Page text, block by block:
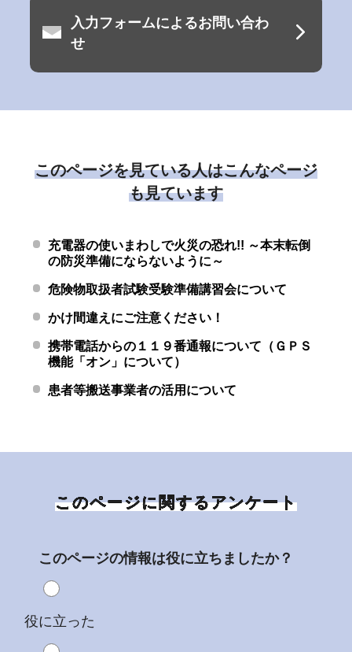
入力フォームによるお問い合わ
せ
このページを見ている人はこんなページ
も見ています
充電器の使いまわしで火災の恐れ!! ～本末転倒
の防災準備にならないように～
危険物取扱者試験受験準備講習会について
かけ間違えにご注意ください！
携帯電話からの１１９番通報について（ＧＰＳ
機能「オン」について）
患者等搬送事業者の活用について
このページに関するアンケート
このページの情報は役に立ちましたか？
役に立った